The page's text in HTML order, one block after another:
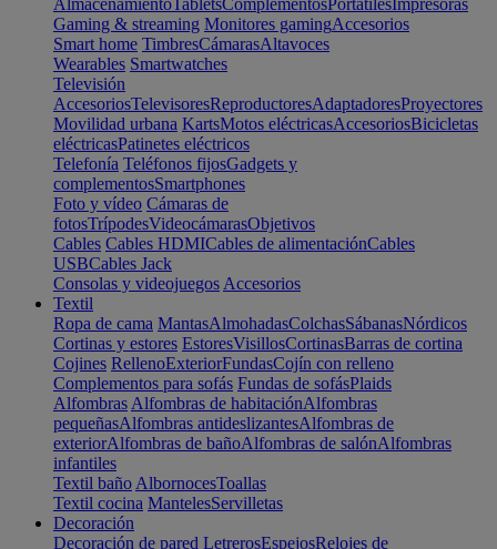
AlmacenamientoTabletsComplementosPortátilesImpresoras
Gaming & streaming Monitores gamingAccesorios
Smart home TimbresCámarasAltavoces
Wearables Smartwatches
Televisión
AccesoriosTelevisoresReproductoresAdaptadoresProyectores
Movilidad urbana KartsMotos eléctricasAccesoriosBicicletas
eléctricasPatinetes eléctricos
Telefonía Teléfonos fijosGadgets y
complementosSmartphones
Foto y vídeo Cámaras de
fotosTrípodesVideocámarasObjetivos
Cables Cables HDMICables de alimentaciónCables
USBCables Jack
Consolas y videojuegos Accesorios
Textil
Ropa de cama MantasAlmohadasColchasSábanasNórdicos
Cortinas y estores EstoresVisillosCortinasBarras de cortina
Cojines RellenoExteriorFundasCojín con relleno
Complementos para sofás Fundas de sofásPlaids
Alfombras Alfombras de habitaciónAlfombras
pequeñasAlfombras antideslizantesAlfombras de
exteriorAlfombras de bañoAlfombras de salónAlfombras
infantiles
Textil baño AlbornocesToallas
Textil cocina MantelesServilletas
Decoración
Decoración de pared LetrerosEspejosRelojes de